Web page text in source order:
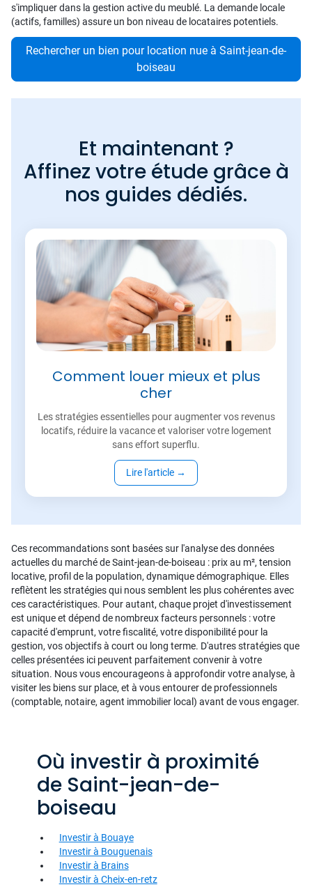
s'impliquer dans la gestion active du meublé. La demande locale
(actifs, familles) assure un bon niveau de locataires potentiels.
Rechercher un bien pour location nue à Saint-jean-de-
boiseau
Et maintenant ?
Affinez votre étude grâce à
nos guides dédiés.
Comment louer mieux et plus
cher
Les stratégies essentielles pour augmenter vos revenus
locatifs, réduire la vacance et valoriser votre logement
sans effort superflu.
Lire l'article →
Ces recommandations sont basées sur l'analyse des données
actuelles du marché de Saint-jean-de-boiseau : prix au m², tension
locative, profil de la population, dynamique démographique. Elles
reflètent les stratégies qui nous semblent les plus cohérentes avec
ces caractéristiques. Pour autant, chaque projet d'investissement
est unique et dépend de nombreux facteurs personnels : votre
capacité d'emprunt, votre fiscalité, votre disponibilité pour la
gestion, vos objectifs à court ou long terme. D'autres stratégies que
celles présentées ici peuvent parfaitement convenir à votre
situation. Nous vous encourageons à approfondir votre analyse, à
visiter les biens sur place, et à vous entourer de professionnels
(comptable, notaire, agent immobilier local) avant de vous engager.
Où investir à proximité
de Saint-jean-de-
boiseau
Investir à Bouaye
Investir à Bouguenais
Investir à Brains
Investir à Cheix-en-retz